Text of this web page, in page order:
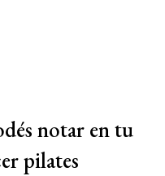
notar en tu
pilates